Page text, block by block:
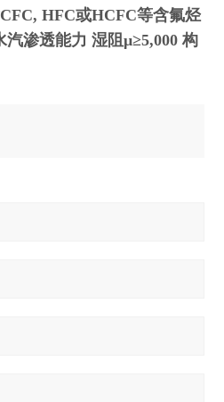
HFC或HCFC等含氟烃
渗透能力 湿阻μ≥5,000 构